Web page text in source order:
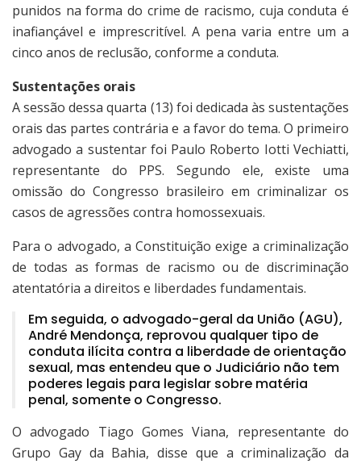
punidos na forma do crime de racismo, cuja conduta é
inafiançável e imprescritível. A pena varia entre um a
cinco anos de reclusão, conforme a conduta.
Sustentações orais
A sessão dessa quarta (13) foi dedicada às sustentações
orais das partes contrária e a favor do tema. O primeiro
advogado a sustentar foi Paulo Roberto Iotti Vechiatti,
representante do PPS. Segundo ele, existe uma
omissão do Congresso brasileiro em criminalizar os
casos de agressões contra homossexuais.
Para o advogado, a Constituição exige a criminalização
de todas as formas de racismo ou de discriminação
atentatória a direitos e liberdades fundamentais.
Em seguida, o advogado-geral da União (AGU),
André Mendonça, reprovou qualquer tipo de
conduta ilícita contra a liberdade de orientação
sexual, mas entendeu que o Judiciário não tem
poderes legais para legislar sobre matéria
penal, somente o Congresso.
O advogado Tiago Gomes Viana, representante do
Grupo Gay da Bahia, disse que a criminalização da